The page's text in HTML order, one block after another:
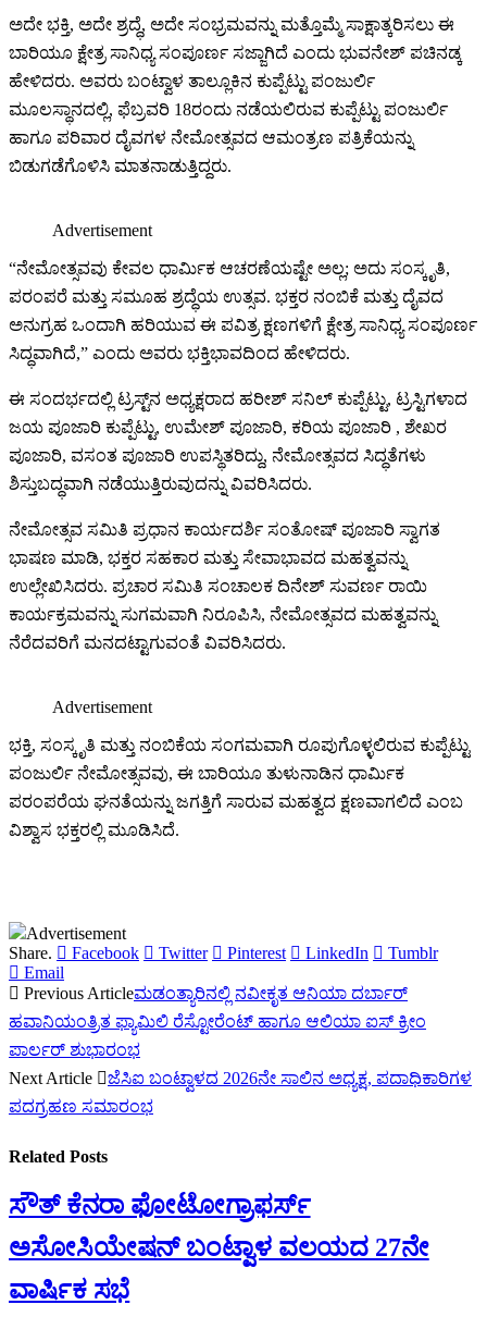
ಅದೇ ಭಕ್ತಿ, ಅದೇ ಶ್ರದ್ಧೆ, ಅದೇ ಸಂಭ್ರಮವನ್ನು ಮತ್ತೊಮ್ಮೆ ಸಾಕ್ಷಾತ್ಕರಿಸಲು ಈ
ಬಾರಿಯೂ ಕ್ಷೇತ್ರ ಸಾನಿಧ್ಯ ಸಂಪೂರ್ಣ ಸಜ್ಜಾಗಿದೆ ಎಂದು ಭುವನೇಶ್ ಪಚಿನಡ್ಕ
ಹೇಳಿದರು. ಅವರು ಬಂಟ್ವಾಳ ತಾಲ್ಲೂಕಿನ ಕುಪ್ಪೆಟ್ಟು ಪಂಜುರ್ಲಿ
ಮೂಲಸ್ಥಾನದಲ್ಲಿ, ಫೆಬ್ರವರಿ 18ರಂದು ನಡೆಯಲಿರುವ ಕುಪ್ಪೆಟ್ಟು ಪಂಜುರ್ಲಿ
ಹಾಗೂ ಪರಿವಾರ ದೈವಗಳ ನೇಮೋತ್ಸವದ ಆಮಂತ್ರಣ ಪತ್ರಿಕೆಯನ್ನು
ಬಿಡುಗಡೆಗೊಳಿಸಿ ಮಾತನಾಡುತ್ತಿದ್ದರು.
Advertisement
“ನೇಮೋತ್ಸವವು ಕೇವಲ ಧಾರ್ಮಿಕ ಆಚರಣೆಯಷ್ಟೇ ಅಲ್ಲ; ಅದು ಸಂಸ್ಕೃತಿ,
ಪರಂಪರೆ ಮತ್ತು ಸಮೂಹ ಶ್ರದ್ಧೆಯ ಉತ್ಸವ. ಭಕ್ತರ ನಂಬಿಕೆ ಮತ್ತು ದೈವದ
ಅನುಗ್ರಹ ಒಂದಾಗಿ ಹರಿಯುವ ಈ ಪವಿತ್ರ ಕ್ಷಣಗಳಿಗೆ ಕ್ಷೇತ್ರ ಸಾನಿಧ್ಯ ಸಂಪೂರ್ಣ
ಸಿದ್ಧವಾಗಿದೆ,” ಎಂದು ಅವರು ಭಕ್ತಿಭಾವದಿಂದ ಹೇಳಿದರು.
ಈ ಸಂದರ್ಭದಲ್ಲಿ ಟ್ರಸ್ಟ್‌ನ ಅಧ್ಯಕ್ಷರಾದ ಹರೀಶ್ ಸನಿಲ್ ಕುಪ್ಪೆಟ್ಟು, ಟ್ರಸ್ಟಿಗಳಾದ
ಜಯ ಪೂಜಾರಿ ಕುಪ್ಪೆಟ್ಟು, ಉಮೇಶ್ ಪೂಜಾರಿ, ಕರಿಯ ಪೂಜಾರಿ , ಶೇಖರ
ಪೂಜಾರಿ, ವಸಂತ ಪೂಜಾರಿ ಉಪಸ್ಥಿತರಿದ್ದು, ನೇಮೋತ್ಸವದ ಸಿದ್ಧತೆಗಳು
ಶಿಸ್ತುಬದ್ಧವಾಗಿ ನಡೆಯುತ್ತಿರುವುದನ್ನು ವಿವರಿಸಿದರು.
ನೇಮೋತ್ಸವ ಸಮಿತಿ ಪ್ರಧಾನ ಕಾರ್ಯದರ್ಶಿ ಸಂತೋಷ್ ಪೂಜಾರಿ ಸ್ವಾಗತ
ಭಾಷಣ ಮಾಡಿ, ಭಕ್ತರ ಸಹಕಾರ ಮತ್ತು ಸೇವಾಭಾವದ ಮಹತ್ವವನ್ನು
ಉಲ್ಲೇಖಿಸಿದರು. ಪ್ರಚಾರ ಸಮಿತಿ ಸಂಚಾಲಕ ದಿನೇಶ್ ಸುವರ್ಣ ರಾಯಿ
ಕಾರ್ಯಕ್ರಮವನ್ನು ಸುಗಮವಾಗಿ ನಿರೂಪಿಸಿ, ನೇಮೋತ್ಸವದ ಮಹತ್ವವನ್ನು
ನೆರೆದವರಿಗೆ ಮನದಟ್ಟಾಗುವಂತೆ ವಿವರಿಸಿದರು.
Advertisement
ಭಕ್ತಿ, ಸಂಸ್ಕೃತಿ ಮತ್ತು ನಂಬಿಕೆಯ ಸಂಗಮವಾಗಿ ರೂಪುಗೊಳ್ಳಲಿರುವ ಕುಪ್ಪೆಟ್ಟು
ಪಂಜುರ್ಲಿ ನೇಮೋತ್ಸವವು, ಈ ಬಾರಿಯೂ ತುಳುನಾಡಿನ ಧಾರ್ಮಿಕ
ಪರಂಪರೆಯ ಘನತೆಯನ್ನು ಜಗತ್ತಿಗೆ ಸಾರುವ ಮಹತ್ವದ ಕ್ಷಣವಾಗಲಿದೆ ಎಂಬ
ವಿಶ್ವಾಸ ಭಕ್ತರಲ್ಲಿ ಮೂಡಿಸಿದೆ.
Advertisement
Share.
Facebook Twitter Pinterest LinkedIn
Tumblr
Email
Previous Articleಮಡಂತ್ಯಾರಿನಲ್ಲಿ ನವೀಕೃತ ಆನಿಯಾ ದರ್ಬಾರ್
ಹವಾನಿಯಂತ್ರಿತ ಫ್ಯಾಮಿಲಿ ರೆಸ್ಟೋರೆಂಟ್ ಹಾಗೂ ಆಲಿಯಾ ಐಸ್ ಕ್ರೀಂ
ಪಾರ್ಲರ್ ಶುಭಾರಂಭ
Next Article
ಜೆಸಿಐ ಬಂಟ್ವಾಳದ 2026ನೇ ಸಾಲಿನ ಅಧ್ಯಕ್ಷ, ಪದಾಧಿಕಾರಿಗಳ
ಪದಗ್ರಹಣ ಸಮಾರಂಭ
Related Posts
ಸೌತ್ ಕೆನರಾ ಫೋಟೋಗ್ರಾಫರ್ಸ್
ಅಸೋಸಿಯೇಷನ್ ಬಂಟ್ವಾಳ ವಲಯದ 27ನೇ
ವಾರ್ಷಿಕ ಸಭೆ